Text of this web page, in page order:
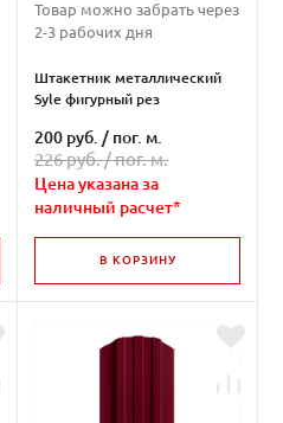
Товар можно забрать через
2-3 рабочих дня
Штакетник металлический
Syle фигурный рез
200 руб. / пог. м.
226 руб. /пог. м.
Цена указана за
наличный расчет*
В КОРЗИНУ